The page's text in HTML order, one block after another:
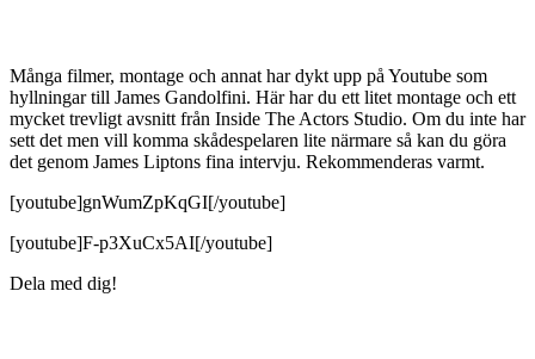
Många filmer, montage och annat har dykt upp på Youtube som
hyllningar till James Gandolfini. Här har du ett litet montage och ett
mycket trevligt avsnitt från Inside The Actors Studio. Om du inte har
sett det men vill komma skådespelaren lite närmare så kan du göra
det genom James Liptons fina intervju. Rekommenderas varmt.
[youtube]gnWumZpKqGI[/youtube]
[youtube]F-p3XuCx5AI[/youtube]
Dela med dig!